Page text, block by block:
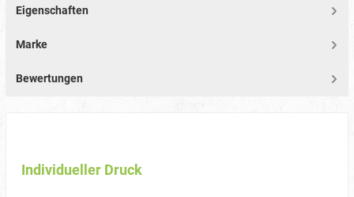
Eigenschaften
Marke
Bewertungen
Individueller Druck